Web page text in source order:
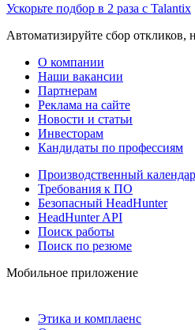
Ускорьте подбор в 2 раза с Talantix
Автоматизируйте сбор откликов,
О компании
Наши вакансии
Партнерам
Реклама на сайте
Новости и статьи
Инвесторам
Кандидаты по профессиям
Производственный
Требования к ПО
Безопасный HeadHunter
HeadHunter API
Поиск работы
Поиск по резюме
Мобильное приложение
Этика и комплаенс